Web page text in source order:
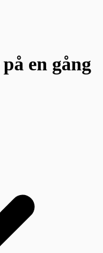
på en gång